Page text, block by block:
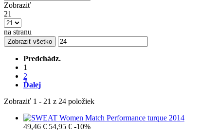
Zobraziť
21
na stranu
Zobraziť všetko
Predchádz.
1
2
Ďalej
Zobraziť 1 - 21 z 24 položiek
49,46 € 54,95 € -10%